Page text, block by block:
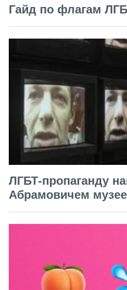
Гайд по флагам
ЛГБТ-пропаганду
Абрамовичем музее